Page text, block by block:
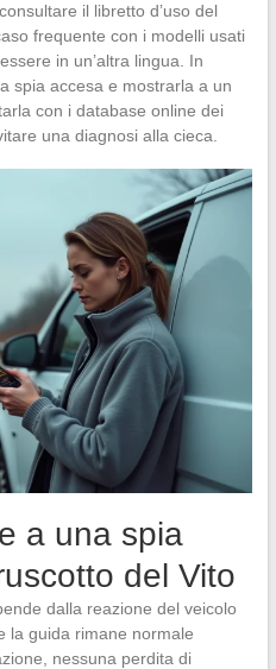
il libretto d’uso del
frequente con i modelli usati
in un’altra lingua. In
spia accesa e mostrarla a un
con i database online dei
una diagnosi alla cieca.
a una spia
del Vito
dalla reazione del veicolo
la guida rimane normale
nessuna perdita di